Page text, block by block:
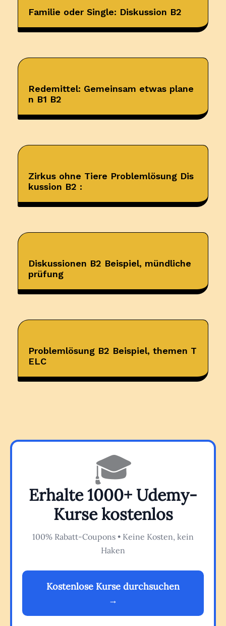
Familie oder Single: Diskussion B2
Redemittel: Gemeinsam etwas plane
n B1 B2
Zirkus ohne Tiere Problemlösung Dis
kussion B2 :
Diskussionen B2 Beispiel, mündliche
prüfung
Problemlösung B2 Beispiel, themen T
ELC
🎓
Erhalte 1000+ Udemy-
Kurse kostenlos
100% Rabatt-Coupons • Keine Kosten, kein
Haken
Kostenlose Kurse durchsuchen
→